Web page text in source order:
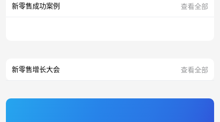
新零售成功案例 查看全部
新零售增长大会 查看全部